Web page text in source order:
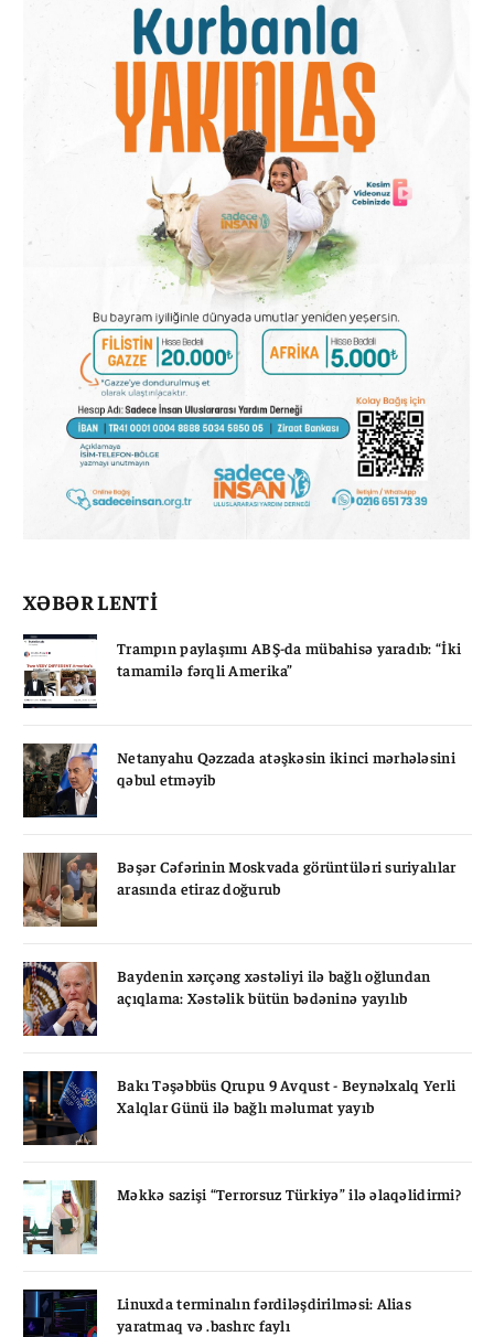
XƏBƏR LENTİ
Trampın paylaşımı ABŞ-da mübahisə yaradıb: “İki
tamamilə fərqli Amerika”
Netanyahu Qəzzada atəşkəsin ikinci mərhələsini
qəbul etməyib
Bəşər Cəfərinin Moskvada görüntüləri suriyalılar
arasında etiraz doğurub
Baydenin xərçəng xəstəliyi ilə bağlı oğlundan
açıqlama: Xəstəlik bütün bədəninə yayılıb
Bakı Təşəbbüs Qrupu 9 Avqust - Beynəlxalq Yerli
Xalqlar Günü ilə bağlı məlumat yayıb
Məkkə sazişi “Terrorsuz Türkiyə” ilə əlaqəlidirmi?
Linuxda terminalın fərdiləşdirilməsi: Alias
yaratmaq və .bashrc faylı